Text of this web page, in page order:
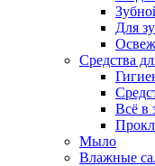
Для
Средства
Всё в
Мыло
Влажные